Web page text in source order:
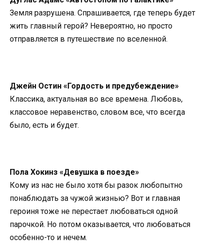
Земля разрушена. Спрашивается, где теперь будет
жить главный герой? Невероятно, но просто
отправляется в путешествие по вселенной.
Джейн Остин «Гордость и предубеждение»
Классика, актуальная во все времена. Любовь,
классовое неравенство, словом все, что всегда
было, есть и будет.
Пола Хокинз «Девушка в поезде»
Кому из нас не было хотя бы разок любопытно
понаблюдать за чужой жизнью? Вот и главная
героиня тоже не перестает любоваться одной
парочкой. Но потом оказывается, что любоваться
особенно-то и нечем.